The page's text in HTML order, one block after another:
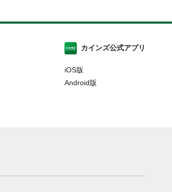
カインズ公式アプリ
iOS版
Android版